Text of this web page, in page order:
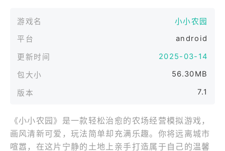
游戏名
小小农园
平台
android
更新时间 2025-03-14
包大小 56.30MB
版本 7.1
《小小农园》是一款轻松治愈的农场经营模拟游戏，
画风清新可爱，玩法简单却充满乐趣。你将远离城市
喧嚣，在这片宁静的土地上亲手打造属于自己的温馨